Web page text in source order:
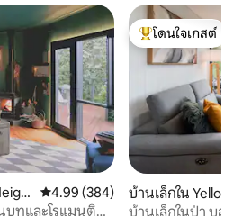
คะแนนเฉลี่ย 4.99 จาก 5, 384 รีวิว
4.99 (384)
บทและโรแมนติก
โดนใจเกสต์ที่สุด
โดนใจเกสต์
บ้านเล็กใน Yellow
บ้านเล็กใ